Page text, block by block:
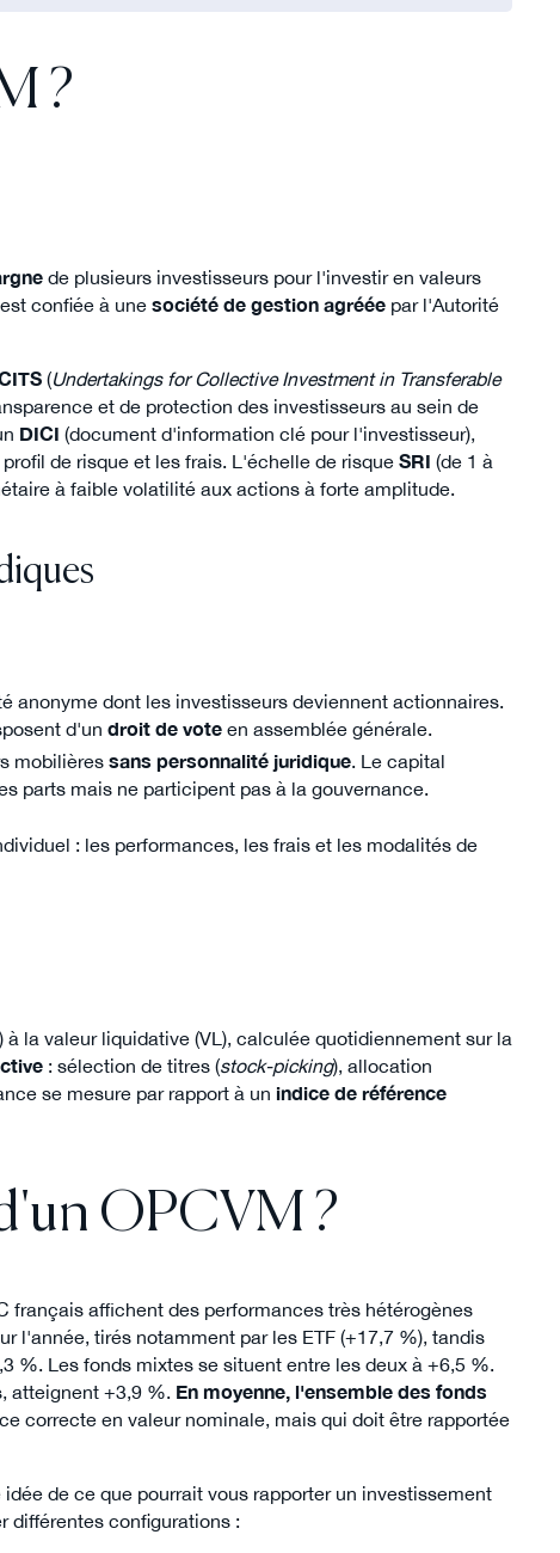
?
de plusieurs investisseurs pour l'investir en valeurs
confiée à une société de gestion agréée par l'Autorité
(Undertakings for Collective Investment in Transferable
et de protection des investisseurs au sein de
DICI (document d'information clé pour l'investisseur),
de risque et les frais. L'échelle de risque SRI (de 1 à
à faible volatilité aux actions à forte amplitude.
dont les investisseurs deviennent actionnaires.
d'un droit de voteen assemblée générale.
mobilières sans personnalité juridique. Le capital
parts mais ne participent pas à la gouvernance.
: les performances, les frais et les modalités de
à la valeur liquidative (VL), calculée quotidiennement sur la
: sélection de titres (stock-picking), allocation
se mesure par rapport à un indice de référence
OPCVM ?
français affichent des performances très hétérogènes
l'année, tirés notamment par les ETF (+17,7 %), tandis
%. Les fonds mixtes se situent entre les deux à +6,5 %.
atteignent +3,9 %. En moyenne, l'ensemble des fonds
correcte en valeur nominale, mais qui doit être rapportée
de ce que pourrait vous rapporter un investissement
différentes configurations :